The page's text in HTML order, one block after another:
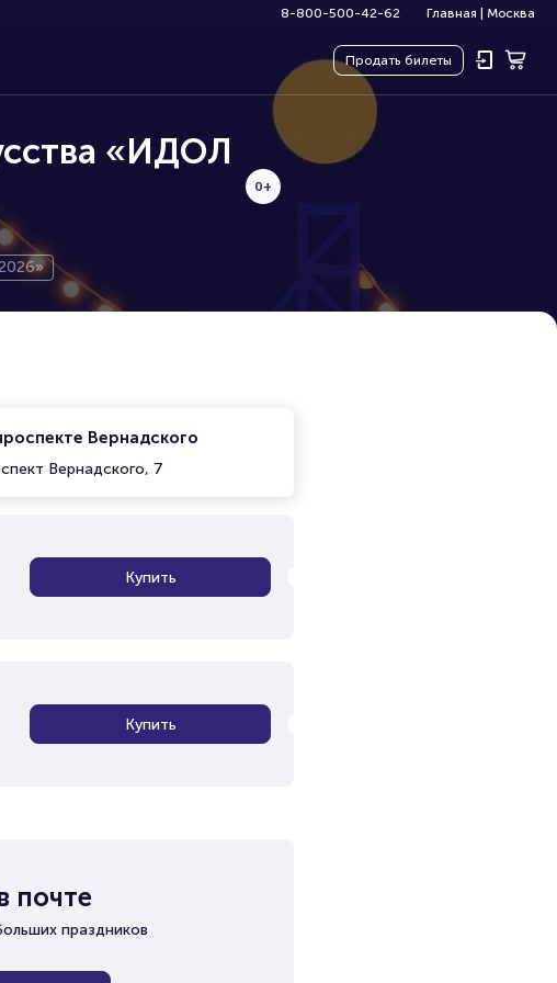
8-800-500-42-62 Главная Москва
Продать билеты
«ИДОЛ
0+
Вернадского
Вернадского, 7
Купить
Купить
почте
праздников